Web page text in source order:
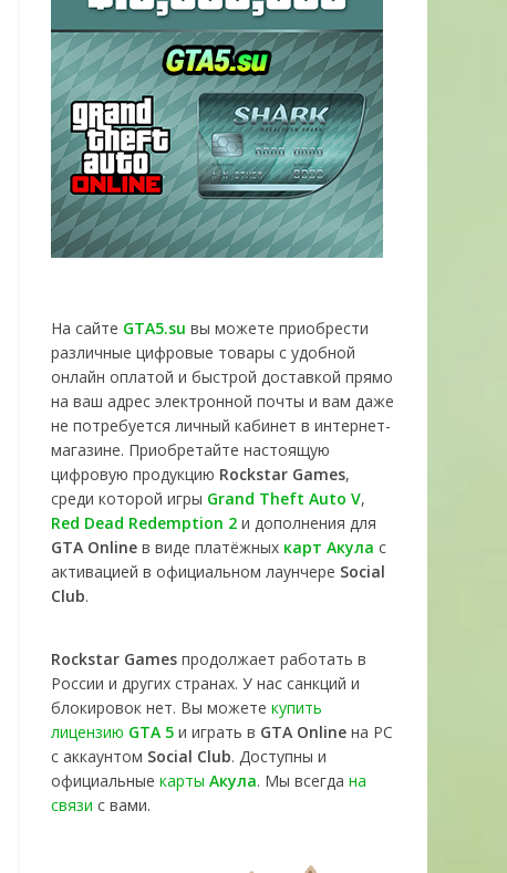
На сайте GTA5.su вы можете приобрести
различные цифровые товары с удобной
онлайн оплатой и быстрой доставкой прямо
на ваш адрес электронной почты и вам даже
не потребуется личный кабинет в интернет-
магазине. Приобретайте настоящую
цифровую продукцию Rockstar Games,
среди которой игры Grand Theft Auto V,
Red Dead Redemption 2 и дополнения для
GTA Online в виде платёжных карт Акула с
активацией в официальном лаунчере Social
Club.
Rockstar Games продолжает работать в
России и других странах. У нас санкций и
блокировок нет. Вы можете купить
лицензию GTA 5 и играть в GTA Online на PC
с аккаунтом Social Club. Доступны и
официальные карты Акула. Мы всегда на
связи с вами.